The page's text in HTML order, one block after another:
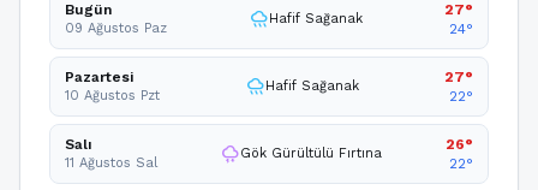
Bugün
09 Ağustos Paz rainyHafif Sağanak
27°
24°
Pazartesi
10 Ağustos Pzt rainyHafif Sağanak
27°
22°
Salı
11 Ağustos Sal thunderstormGök Gürültülü Fırtına
26°
22°